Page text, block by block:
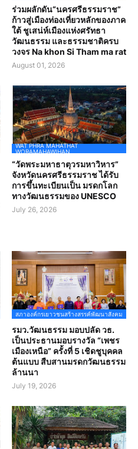
ร่วมผลักดัน“นครศรีธรรมราช”
ก้าวสู่เมืองท่องเที่ยวหลักของภาค
ใต้ ชูเสน่ห์เมืองแห่งศรัทธา
วัฒนธรรม และธรรมชาติครบ
วงจร Na khon Si Tham ma rat
August 01, 2026
WAT PHRA MAHATHAT
WORAMAHAWIHAN
“วัดพระมหาธาตุวรมหาวิหาร”
จังหวัดนครศรีธรรมราช ได้รับ
การขึ้นทะเบียนเป็น มรดกโลก
ทางวัฒนธรรมของ UNESCO
July 26, 2026
สภาองค์กรเยาวชนสร้างสรรค์พัฒนาสังคม
รมว.วัฒนธรรม มอบปลัด วธ.
เป็นประธานมอบรางวัล “เพชร
เมืองเหนือ” ครั้งที่ 5 เชิดชูบุคคล
ต้นแบบ สืบสานมรดกวัฒนธรรม
ล้านนา
July 19, 2026